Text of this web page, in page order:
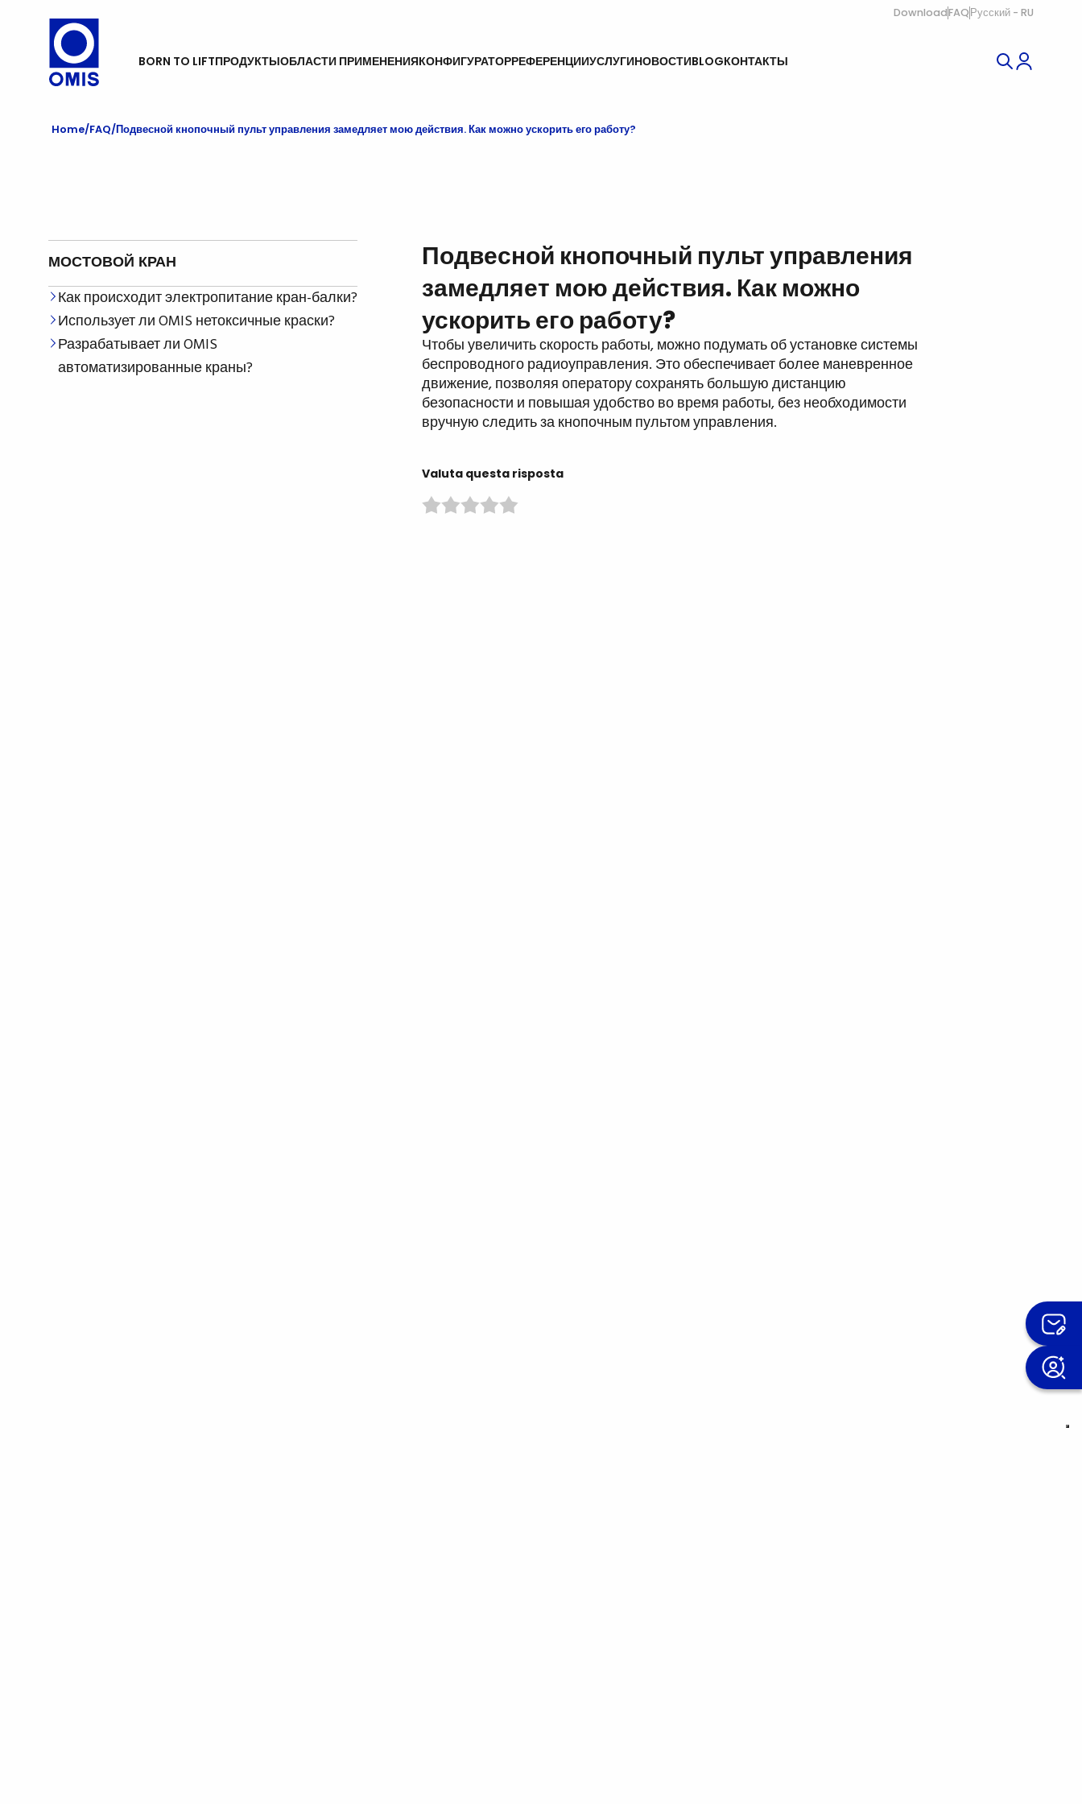
DownloadFAQ Русский - RU
BORN TO LIFTПРОДУКТЫОБЛАСТИ ПРИМЕНЕНИЯКОНФИГУРАТОРРЕФЕРЕНЦИИУСЛУГИНОВОСТИBLOGКОНТАКТЫ
Home FAQ Подвесной кнопочный пульт управления замедляет мою действия. Как можно ускорить его работу?
МОСТОВОЙ КРАН
Как происходит электропитание кран-балки?
Использует ли OMIS нетоксичные краски?
Разрабатывает ли OMIS
автоматизированные краны?
Подвесной кнопочный пульт управления
замедляет мою действия. Как можно
ускорить его работу?
Чтобы увеличить скорость работы, можно подумать об установке системы
беспроводного радиоуправления. Это обеспечивает более маневренное
движение, позволяя оператору сохранять большую дистанцию
безопасности и повышая удобство во время работы, без необходимости
вручную следить за кнопочным пультом управления.
Valuta questa risposta